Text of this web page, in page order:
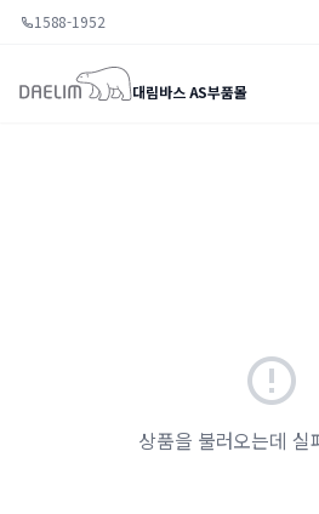
1588-1952
대림바스 AS부품몰
상품을 불러오는데 실